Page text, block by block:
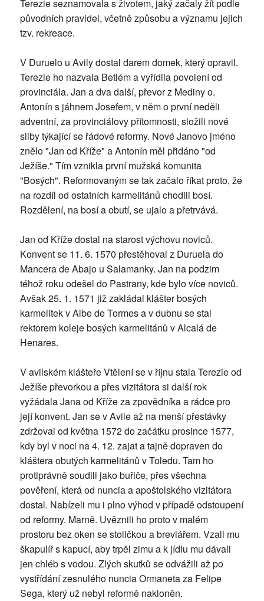
Terezie seznamovala s životem, jaký začaly žít podle
původních pravidel, včetně způsobu a významu jejich
tzv. rekreace.
V Duruelo u Avily dostal darem domek, který opravil.
Terezie ho nazvala Betlém a vyřídila povolení od
provinciála. Jan a dva další, převor z Mediny o.
Antonín s jáhnem Josefem, v něm o první neděli
adventní, za provinciálovy přítomnosti, složili nové
sliby týkající se řádové reformy. Nové Janovo jméno
znělo "Jan od Kříže" a Antonín měl přidáno "od
Ježíše." Tím vznikla první mužská komunita
"Bosých". Reformovaným se tak začalo říkat proto, že
na rozdíl od ostatních karmelitánů chodili bosí.
Rozdělení, na bosí a obutí, se ujalo a přetrvává.
Jan od Kříže dostal na starost výchovu noviců.
Konvent se 11. 6. 1570 přestěhoval z Duruela do
Mancera de Abajo u Salamanky. Jan na podzim
téhož roku odešel do Pastrany, kde bylo více noviců.
Avšak 25. 1. 1571 již zakládal klášter bosých
karmelitek v Albe de Tormes a v dubnu se stal
rektorem koleje bosých karmelitánů v Alcalá de
Henares.
V avilském klášteře Vtělení se v říjnu stala Terezie od
Ježíše převorkou a přes vizitátora si další rok
vyžádala Jana od Kříže za zpovědníka a rádce pro
její konvent. Jan se v Avile až na menší přestávky
zdržoval od května 1572 do začátku prosince 1577,
kdy byl v noci na 4. 12. zajat a tajně dopraven do
kláštera obutých karmelitánů v Toledu. Tam ho
protiprávně soudili jako buřiče, přes všechna
pověření, která od nuncia a apoštolského vizitátora
dostal. Nabízeli mu i plno výhod v případě odstoupení
od reformy. Marně. Uvěznili ho proto v malém
prostoru bez oken se stoličkou a breviářem. Vzali mu
škapulíř s kapucí, aby trpěl zimu a k jídlu mu dávali
jen chléb s vodou. Zlých skutků se odvážili až po
vystřídání zesnulého nuncia Ormaneta za Felipe
Sega, který už nebyl reformě nakloněn.